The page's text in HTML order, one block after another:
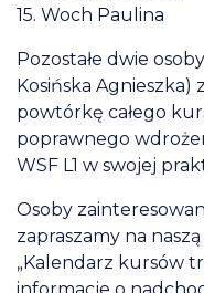
15. Woch Paulina
Pozostałe dwie
Kosińska Agnieszka)
powtórkę całego
poprawnego
WSF L1 w swojej
Osoby
zapraszamy na
„Kalendarz kursów